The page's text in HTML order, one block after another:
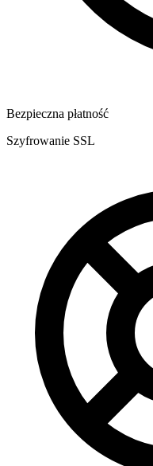
Bezpieczna płatność
Szyfrowanie SSL